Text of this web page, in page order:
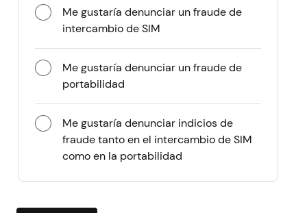
Me gustaría denunciar un fraude de
intercambio de SIM
Me gustaría denunciar un fraude de
portabilidad
Me gustaría denunciar indicios de
fraude tanto en el intercambio de SIM
como en la portabilidad